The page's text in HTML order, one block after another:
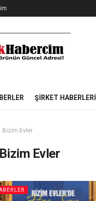
ŞIRKET HABERLERI
Bizim Evler
Bizim Evler